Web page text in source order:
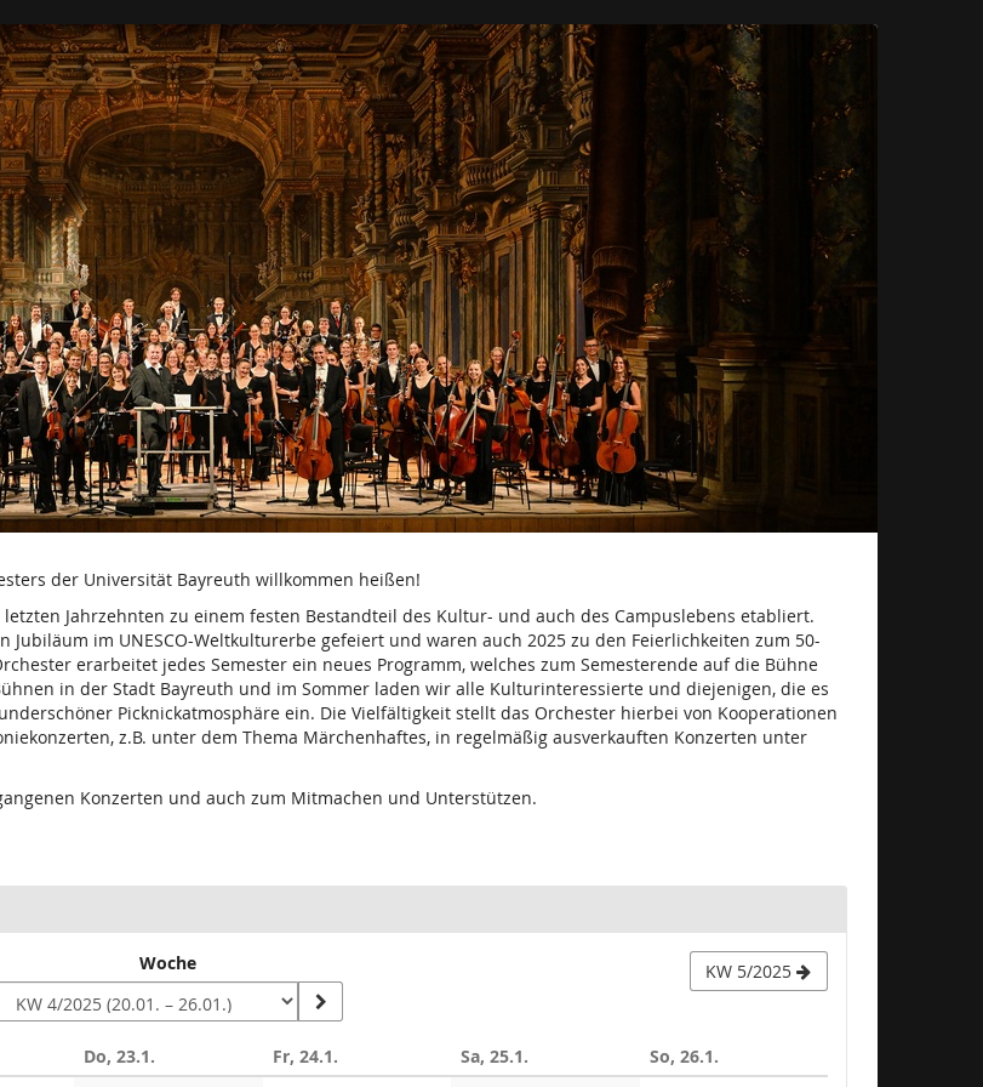
der Universität Bayreuth willkommen heißen!
Jahrzehnten zu einem festen Bestandteil des Kultur- und auch des Campuslebens etabliert.
im UNESCO-Weltkulturerbe gefeiert und waren auch 2025 zu den Feierlichkeiten zum 50-
erarbeitet jedes Semester ein neues Programm, welches zum Semesterende auf die Bühne
in der Stadt Bayreuth und im Sommer laden wir alle Kulturinteressierte und diejenigen, die es
Picknickatmosphäre ein. Die Vielfältigkeit stellt das Orchester hierbei von Kooperationen
z.B. unter dem Thema Märchenhaftes, in regelmäßig ausverkauften Konzerten unter
Konzerten und auch zum Mitmachen und Unterstützen.
Woche KW 5/2025
Do, 23.1. Fr, 24.1. Sa, 25.1. So, 26.1.